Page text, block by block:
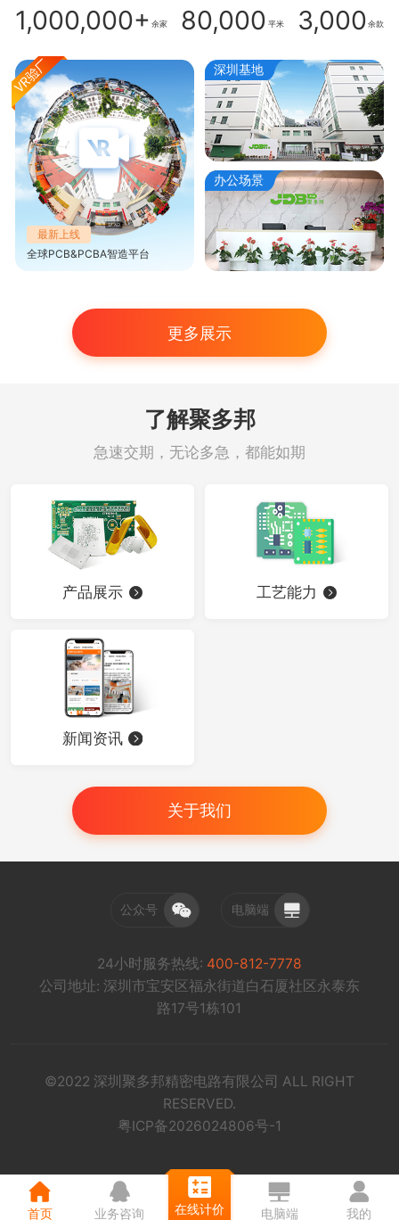
1,000,000+ 余家 80,000 平米 3,000 余款
最新上线
全球PCB&PCBA智造平台
深圳基地
办公场景
更多展示
了解聚多邦
急速交期，无论多急，都能如期
产品展示 工艺能力
新闻资讯
关于我们
公众号 电脑端
24小时服务热线: 400-812-7778
公司地址: 深圳市宝安区福永街道白石厦社区永泰东
路17号1栋101
©2022 深圳聚多邦精密电路有限公司 ALL RIGHT
RESERVED.
粤ICP备2026024806号-1
首页 业务咨询 在线计价 电脑端 我的